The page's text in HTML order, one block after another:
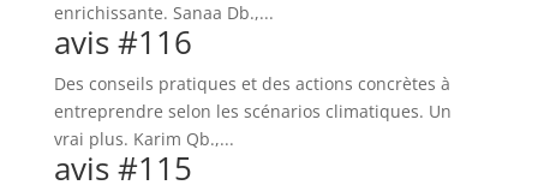
enrichissante. Sanaa Db.,...
avis #116
Des conseils pratiques et des actions concrètes à
entreprendre selon les scénarios climatiques. Un
vrai plus. Karim Qb.,...
avis #115